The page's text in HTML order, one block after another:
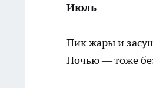
Июль
Пик жары и
Ночью — тоже